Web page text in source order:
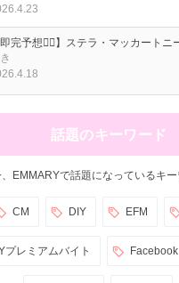
即完予想❤️‍🔥】ステラ・マッカート
話題のキーワード
EMMARYで話題になっているキー
CM DIY EFM
プレミアムバイト Facebook